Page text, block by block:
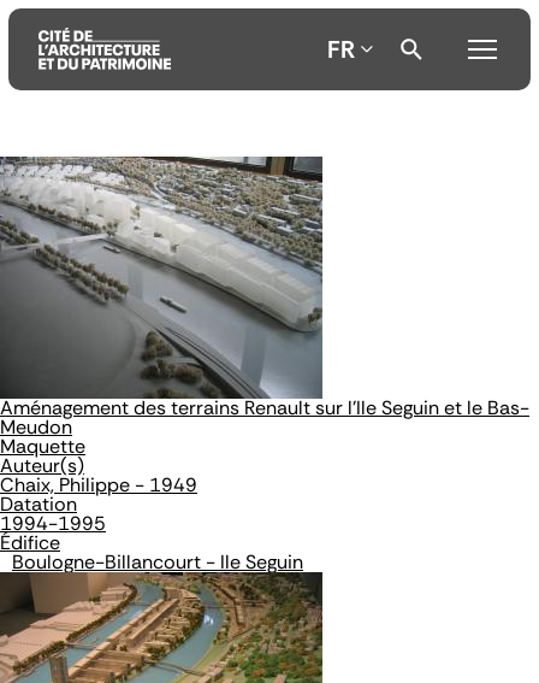
Aller
au
contenu
principal
Aller
au
menu
principal
Aller
à
la
recherche
FR
Aménagement des terrains Renault sur l'Ile Seguin et le Bas-
Meudon
Maquette
Auteur(s)
Chaix, Philippe - 1949
Datation
1994-1995
Édifice
Boulogne-Billancourt - Ile Seguin